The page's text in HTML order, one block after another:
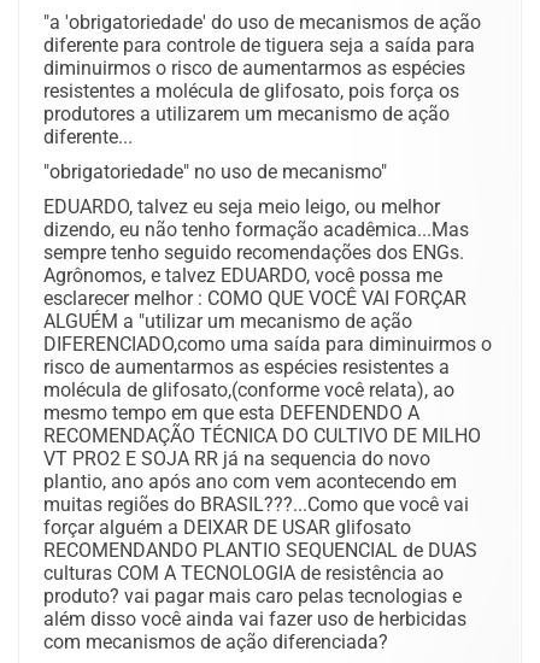
"a 'obrigatoriedade' do uso de mecanismos de ação
diferente para controle de tiguera seja a saída para
diminuirmos o risco de aumentarmos as espécies
resistentes a molécula de glifosato, pois força os
produtores a utilizarem um mecanismo de ação
diferente...
"obrigatoriedade" no uso de mecanismo"
EDUARDO, talvez eu seja meio leigo, ou melhor
dizendo, eu não tenho formação acadêmica...Mas
sempre tenho seguido recomendações dos ENGs.
Agrônomos, e talvez EDUARDO, você possa me
esclarecer melhor : COMO QUE VOCÊ VAI FORÇAR
ALGUÉM a "utilizar um mecanismo de ação
DIFERENCIADO,como uma saída para diminuirmos o
risco de aumentarmos as espécies resistentes a
molécula de glifosato,(conforme você relata), ao
mesmo tempo em que esta DEFENDENDO A
RECOMENDAÇÃO TÉCNICA DO CULTIVO DE MILHO
VT PRO2 E SOJA RR já na sequencia do novo
plantio, ano após ano com vem acontecendo em
muitas regiões do BRASIL???...Como que você vai
forçar alguém a DEIXAR DE USAR glifosato
RECOMENDANDO PLANTIO SEQUENCIAL de DUAS
culturas COM A TECNOLOGIA de resistência ao
produto? vai pagar mais caro pelas tecnologias e
além disso você ainda vai fazer uso de herbicidas
com mecanismos de ação diferenciada?